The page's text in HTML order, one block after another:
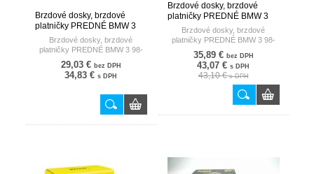
Brzdové dosky, brzdové
platničky PREDNÉ BMW 3
98- TRW
Brzdové dosky, brzdové
platničky PREDNÉ BMW 3 98-
29,03 € bez DPH
34,83 € s DPH
Brzdové dosky, brzdové
platničky PREDNÉ BMW 3
98- TRW
Brzdové dosky, brzdové
platničky PREDNÉ BMW 3 98-
35,89 € bez DPH
43,07 € s DPH
43,10 €s DPH